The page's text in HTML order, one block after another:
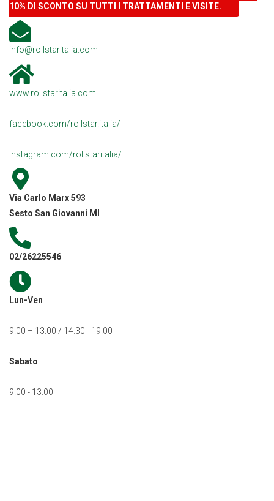
10% DI SCONTO SU TUTTI I TRATTAMENTI E VISITE.
info@rollstaritalia.com
www.rollstaritalia.com
facebook.com/rollstar.italia/
instagram.com/rollstaritalia/
Via Carlo Marx 593
Sesto San Giovanni MI
02/26225546
Lun-Ven
9.00 – 13.00 / 14.30 - 19.00
Sabato
9.00 - 13.00